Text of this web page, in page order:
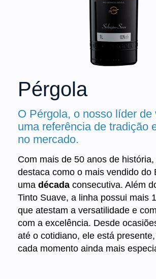
Pérgola
O Pérgola, o nosso líder de
uma referência de tradição
no mercado.
Com mais de 50 anos de
destaca como o mais vendido do
uma década consecutiva. Além
Tinto Suave, a linha possui mais
que atestam a versatilidade e
com a excelência. Desde
até o cotidiano, ele está
cada momento ainda mais